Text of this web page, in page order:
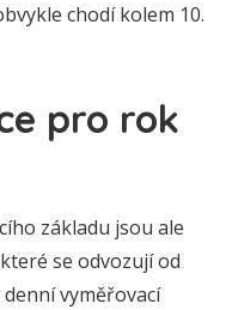
chodí kolem 10.
pro rok
základu jsou ale
se odvozují od
vyměřovací